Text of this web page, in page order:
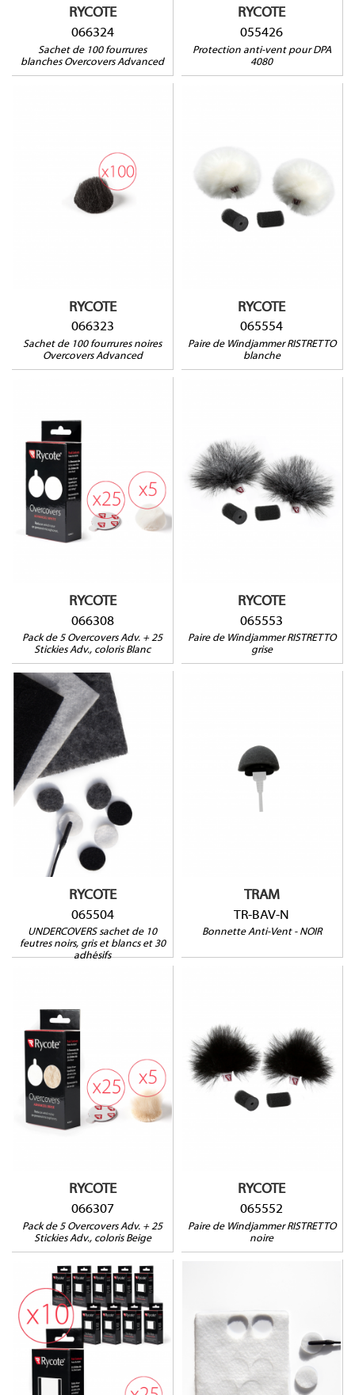
RYCOTE
066324
Sachet de 100 fourrures
blanches Overcovers Advanced
RYCOTE
055426
Protection anti-vent pour DPA
4080
RYCOTE
066323
Sachet de 100 fourrures noires
Overcovers Advanced
066323
RYCOTE
065554
Paire de Windjammer RISTRETTO
blanche
AUDIO-TECHNICA : AT899,
COUNTRYMAN : B3 et B6,
DPA : 4060, 4061, 4062,
4063, 4088, 4097, 6060,
SANKEN COS11S,
TECHNOLOGIES : VT401-
RYCOTE
066308
Pack de 5 Overcovers Adv. + 25
Stickies Adv., coloris Blanc
066308
RYCOTE
065553
Paire de Windjammer RISTRETTO
grise
Compatible avec :
AUDIO-TECHNICA : AT899,
COUNTRYMAN : B3 et B6,
DPA : 4060, 4061, 4062,
4063, 4088, 4097, 6060,
SANKEN COS11S,
TECHNOLOGIES : VT401-
RYCOTE
065504
UNDERCOVERS sachet de 10
feutres noirs, gris et blancs et 30
adhésifs
065504
TRAM
TR-BAV-N
Bonnette Anti-Vent - NOIR
TR-BAV-N
RYCOTE
066307
Pack de 5 Overcovers Adv. + 25
Stickies Adv., coloris Beige
066307
RYCOTE
065552
Paire de Windjammer RISTRETTO
noire
Compatible avec :
AUDIO-TECHNICA : AT899,
COUNTRYMAN : B3 et B6,
DPA : 4060, 4061, 4062,
4063, 4088, 4097, 6060,
SANKEN COS11S,
TECHNOLOGIES : VT401-
066304 065106